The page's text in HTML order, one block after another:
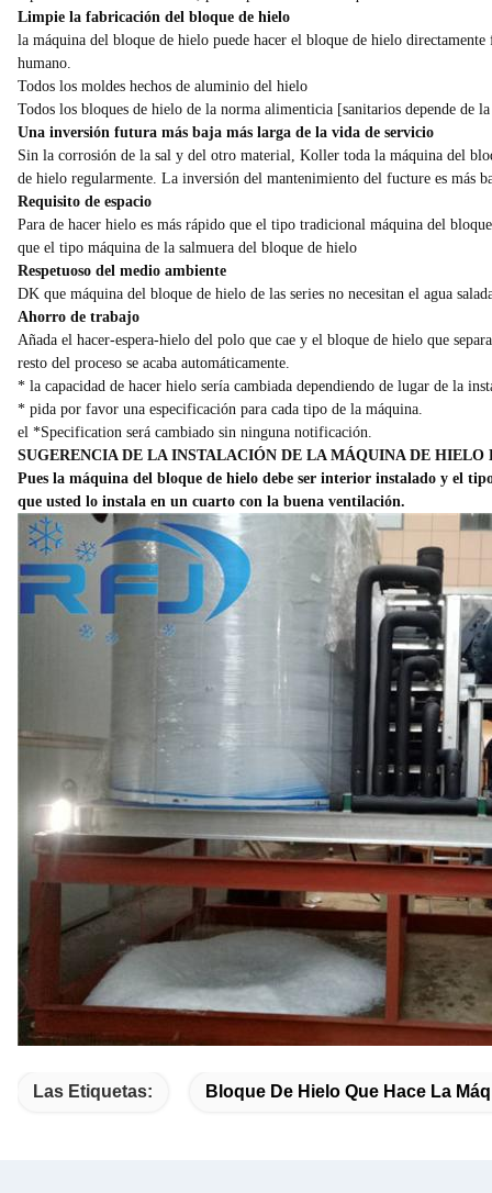
Limpie la fabricación del bloque de hielo
la máquina del bloque de hielo puede hacer el bloque de hielo
humano.
Todos los moldes hechos de aluminio del hielo
Todos los bloques de hielo de la norma alimenticia [sanitarios depende de
Una inversión futura más baja más larga de la vida de servicio
Sin la corrosión de la sal y del otro material, Koller toda la máquina del
de hielo regularmente. La inversión del mantenimiento del fucture es más
Requisito de espacio
Para de hacer hielo es más rápido que el tipo tradicional máquina del
que el tipo máquina de la salmuera del bloque de hielo
Respetuoso del medio ambiente
DK que máquina del bloque de hielo de las series no necesitan el agua
Ahorro de trabajo
Añada el hacer-espera-hielo del polo que cae y el bloque de hielo que
resto del proceso se acaba automáticamente.
* la capacidad de hacer hielo sería cambiada dependiendo de lugar de la
* pida por favor una especificación para cada tipo de la máquina.
el *Specification será cambiado sin ninguna notificación.
SUGERENCIA DE LA INSTALACIÓN DE LA MÁQUINA DE HIELO
Pues la máquina del bloque de hielo debe ser interior instalado y el
que usted lo instala en un cuarto con la buena ventilación.
Las Etiquetas: Bloque De Hielo Que Hace La